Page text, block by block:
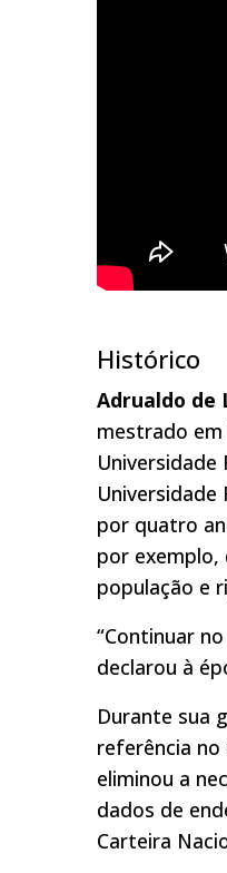
Histórico
Adrualdo de
mestrado
Universidade
por quatro
por exemplo,
população e
“Continuar
declarou à
Durante sua
referência no
eliminou a
dados de
Carteira